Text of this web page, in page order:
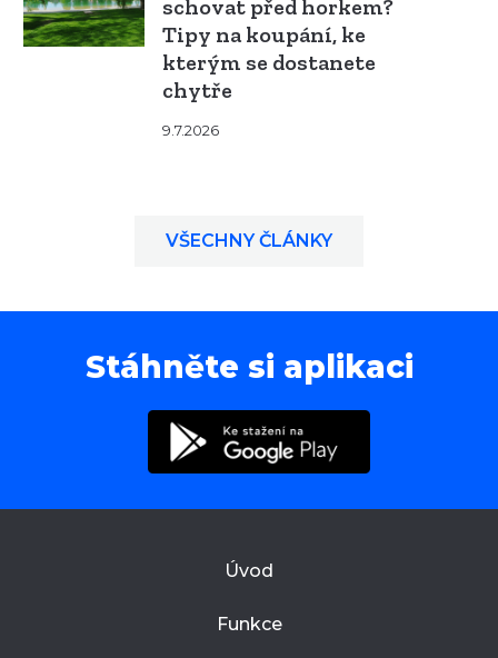
schovat před horkem?
Tipy na koupání, ke
kterým se dostanete
chytře
9.7.2026
VŠECHNY ČLÁNKY
Stáhněte si aplikaci
Úvod
Funkce